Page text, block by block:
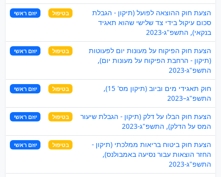
הצעת חוק ההוצאה לפועל (תיקון - הגבלת
סכום עיקול בידי צד שלישי שהוא תאגיד
בנקאי), התשפ"ג-2023
בטיפול יוזם ראשי
הצעת חוק הפיקוח על מעונות יום לפעוטות
(תיקון - הרחבת הפיקוח על מעונות יום),
התשפ"ג-2023
בטיפול יוזם ראשי
חוק תאגידי מים וביוב (תיקון מס' 15),
התשפ"ג–2023
בטיפול יוזם ראשי
הצעת חוק הבלו על דלק (תיקון - הגבלת שיעור
המס על הדלק), התשפ"ג-2023
בטיפול יוזם ראשי
הצעת חוק ביטוח בריאות ממלכתי (תיקון -
החזר הוצאות עבור נסיעה באמבולנס),
התשפ"ג-2023
בטיפול יוזם ראשי